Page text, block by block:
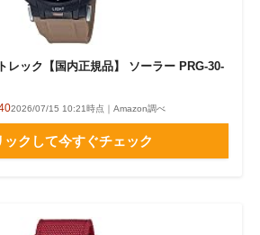
レック【国内正規品】 ソーラー PRG-30-
2026/07/15 10:21時点｜Amazon調べ
ックして今すぐチェック